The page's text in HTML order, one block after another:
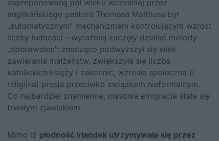
zaproponowaną pół wieku wcześniej przez
anglikańskiego pastora Thomasa Malthusa był
„automatycznym” mechanizmem kontrolującym wzrost
liczby ludności – wyraźniej zaczęły działać metody
„dobrowolne”: znacząco podwyższył się wiek
zawierania małżeństw, zwiększyła się liczba
katolickich księży i zakonnic, wzrosła społeczna (i
religijna) presja przeciwko związkom nieformalnym.
Co najbardziej znamienne, masowa emigracja stała się
trwałym zjawiskiem.
Mimo iż płodność Irlandek utrzymywała się przez